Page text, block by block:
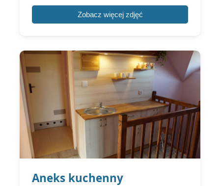
Zobacz więcej zdjęć
Aneks kuchenny